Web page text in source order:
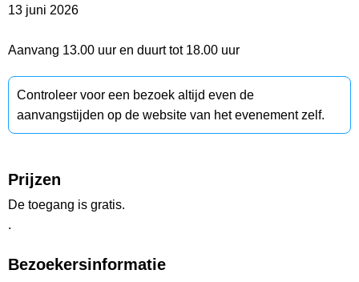
13 juni 2026
Aanvang 13.00 uur en duurt tot 18.00 uur
Controleer voor een bezoek altijd even de
aanvangstijden op de website van het evenement zelf.
Prijzen
De toegang is gratis.
.
Bezoekersinformatie